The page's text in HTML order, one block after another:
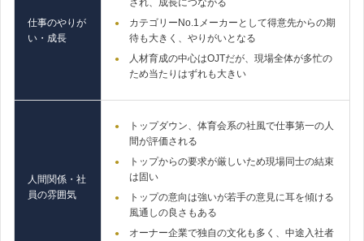
仕事のやりが
い・成長
カテゴリーNo.1メーカーとして得意先からの期
待も大きく、やりがいとなる
人材育成の中心はOJTだが、現場全体が多忙の
ため当たりはずれも大きい
人間関係・社
員の雰囲気
トップダウン、体育会系の社風で仕事第一の人
間が評価される
トップからの要求が厳しいため現場同士の結束
は固い
トップの意向は強いが若手の意見に耳を傾ける
風通しの良さもある
オーナー企業で独自の文化も多く、中途入社者